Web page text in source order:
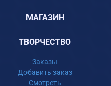
МАГАЗИН
ТВОРЧЕСТВО
Заказы
Добавить заказ
Смотреть